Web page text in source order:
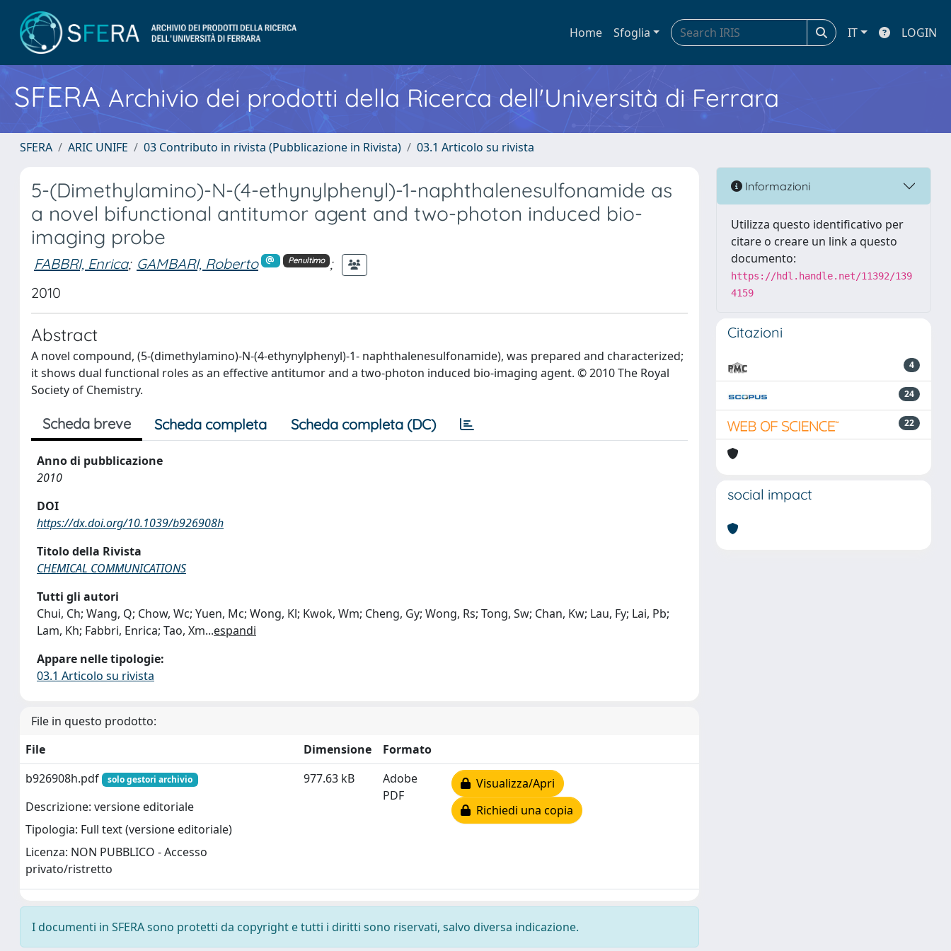
Home Sfoglia IT LOGIN
SFERA Archivio dei prodotti della Ricerca dell'Università di Ferrara
SFERA ARIC UNIFE 03 Contributo in rivista (Pubblicazione in Rivista) 03.1 Articolo su rivista
5-(Dimethylamino)-N-(4-ethynylphenyl)-1-naphthalenesulfonamide as
a novel bifunctional antitumor agent and two-photon induced bio-
imaging probe
FABBRI, Enrica; GAMBARI, Roberto Penultimo
;
2010
Abstract
A novel compound, (5-(dimethylamino)-N-(4-ethynylphenyl)-1- naphthalenesulfonamide), was prepared and characterized;
it shows dual functional roles as an effective antitumor and a two-photon induced bio-imaging agent. © 2010 The Royal
Society of Chemistry.
Scheda breve Scheda completa Scheda completa (DC)
Anno di pubblicazione
2010
DOI
https://dx.doi.org/10.1039/b926908h
Titolo della Rivista
CHEMICAL COMMUNICATIONS
Tutti gli autori
Chui, Ch; Wang, Q; Chow, Wc; Yuen, Mc; Wong, Kl; Kwok, Wm; Cheng, Gy; Wong, Rs; Tong, Sw; Chan, Kw; Lau, Fy; Lai, Pb;
Lam, Kh; Fabbri, Enrica; Tao, Xm...espandi
Appare nelle tipologie:
03.1 Articolo su rivista
File in questo prodotto:
File
Dimensione
Formato
b926908h.pdf
solo gestori archivio
Descrizione: versione editoriale
Tipologia: Full text (versione editoriale)
Licenza: NON PUBBLICO - Accesso
privato/ristretto
977.63 kB
Adobe
PDF
Visualizza/Apri
Richiedi una copia
I documenti in SFERA sono protetti da copyright e tutti i diritti sono riservati, salvo diversa indicazione.
Informazioni
Utilizza questo identificativo per
citare o creare un link a questo
documento:
https://hdl.handle.net/11392/139
4159
Citazioni
4
24
22
social impact